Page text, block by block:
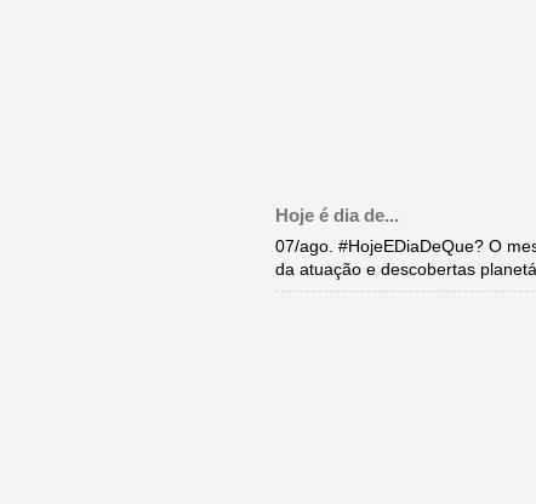
Hoje é dia de...
07/ago. #HojeEDiaDeQue? O
da atuação e descobertas